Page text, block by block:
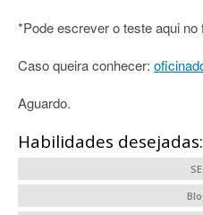
*Pode escrever o teste aqui
Caso queira conhecer:
Aguardo.
Habilidades desejadas: